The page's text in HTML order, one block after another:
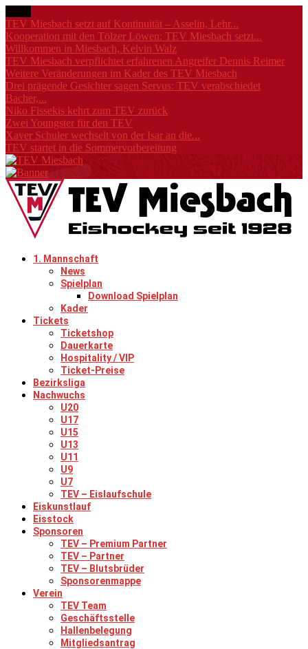
TEV Miesbach setzt auf Kontinuität – Asselin, Lehr...
Kooperation mit den Tölzer Löwen: TEV Miesbach setzt...
Willkommen in Miesbach, Kelvin Walz
TEV Miesbach verpflichtet erfahrenen Angreifer Dennis Reimer
Weitere Veränderungen im Kader des TEV Miesbach
Drei prägende Gesichter sagen Servus: TEV verabschiedet
Bacher,...
Niko Fissekis kehrt zum TEV zurück
Zwei Youngster für den TEV
Xaver Schuler wechselt von der Isar an die...
TEV startet in die Sommervorbereitung
1. Mannschaft
News
Spielplan
Download Spielplan
Kader
Tickets
Ticketshop
Dauerkarte
Hospitality / VIP
Ticket-Preise
Bezirksliga
Nachwuchs
U20
U17
U15
U13
U11
U9
U7
TEV – Eislaufschule
Eiskunstlauf
Eisstock
Sponsoren
TEV – Premium Partner
TEV – Partner
TEV – Blutsbrüder
Sponsorenmappe
Verein
TEV Team
Geschäftsstelle
Hallenbelegung
Mitgliedsantrag